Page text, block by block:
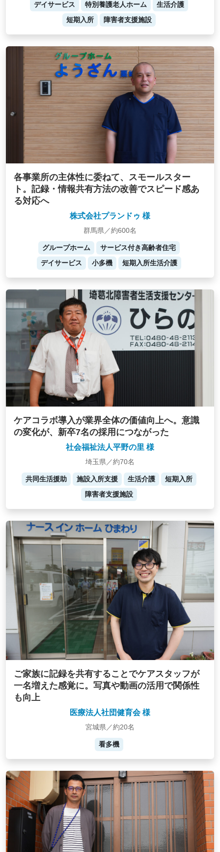
デイサービス 特別養護老人ホーム
生活介護
短期入所
障害者支援施設
各事業所の主体性に委ねて、スモールスター
ト。記録・情報共有方法の改善でスピード感あ
る対応へ
株式会社プランドゥ 様
群馬県／約600名
グループホーム
サービス付き高齢者住宅
デイサービス
小多機 短期入所生活介護
ケアコラボ導入が業界全体の価値向上へ。意識
の変化が、新卒7名の採用につながった
社会福祉法人平野の里 様
埼玉県／約70名
共同生活援助 施設入所支援 生活介護
短期入所
障害者支援施設
ご家族に記録を共有することでケアスタッフが
一名増えた感覚に。写真や動画の活用で関係性
も向上
医療法人社団健育会 様
宮城県／約20名
看多機